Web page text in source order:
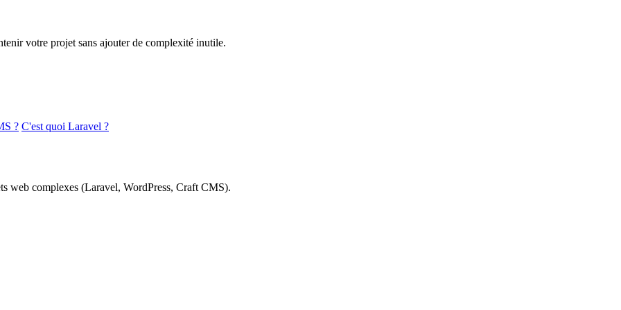
votre projet sans ajouter de complexité inutile.
? C'est quoi Laravel ?
web complexes (Laravel, WordPress, Craft CMS).